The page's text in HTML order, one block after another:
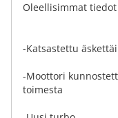
Oleellisimmat tiedot
-Katsastettu
-Moottori
toimesta